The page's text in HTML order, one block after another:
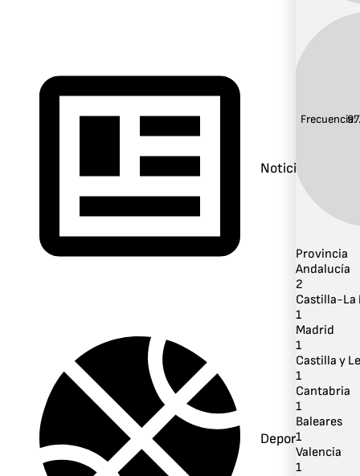
Noticias
Deportes
Frecuencia:
Provincia
Andalucía
2
Castilla-La
1
Madrid
1
Castilla y
1
Cantabria
1
Baleares
1
Valencia
1